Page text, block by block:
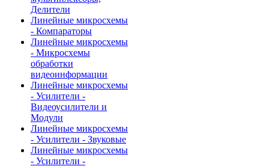
Делители
Линейные микросхемы
- Компараторы
Линейные микросхемы
- Микросхемы
обработки
видеоинформации
Линейные микросхемы
- Усилители -
Видеоусилители и
Модули
Линейные микросхемы
- Усилители - Звуковые
Линейные микросхемы
- Усилители -